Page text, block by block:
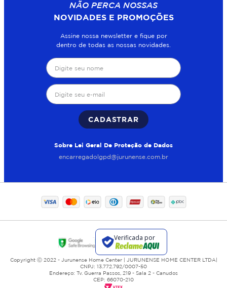
NÃO PERCA NOSSAS
NOVIDADES E PROMOÇÕES
Assine nossa newsletter e fique por
dentro de todas as nossas novidades.
CADASTRAR
Sobre Lei Geral De Proteção de Dados
encarregadolgpd@jurunense.com.br
Copyright Ⓒ 2022 - Jurunense Home Center | JURUNENSE HOME CENTER LTDA|
CNPJ: 13.772.792/0007-50
Endereço: Tv. Guerra Passos, 219 - Sala 2 - Canudos
CEP: 66070-210